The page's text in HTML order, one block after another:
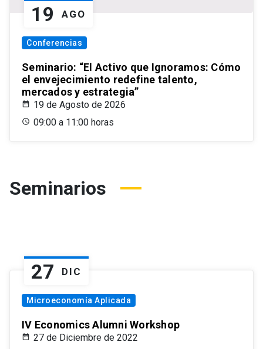
19 AGO
Conferencias
Seminario: “El Activo que Ignoramos: Cómo
el envejecimiento redefine talento,
mercados y estrategia”
19 de Agosto de 2026
09:00 a 11:00 horas
Seminarios
27 DIC
Microeconomía Aplicada
IV Economics Alumni Workshop
27 de Diciembre de 2022